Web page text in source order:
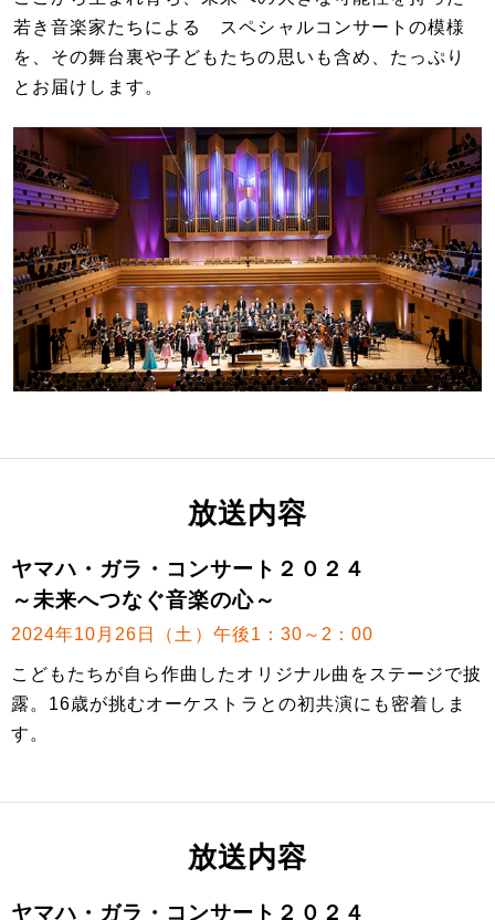
若き音楽家たちによる スペシャルコンサートの模様
を、その舞台裏や子どもたちの思いも含め、たっぷり
とお届けします。
放送内容
ヤマハ・ガラ・コンサート２０２４
～未来へつなぐ音楽の心～
2024年10月26日（土）午後1：30～2：00
こどもたちが自ら作曲したオリジナル曲をステージで披
露。16歳が挑むオーケストラとの初共演にも密着しま
す。
放送内容
ヤマハ・ガラ・コンサート２０２４